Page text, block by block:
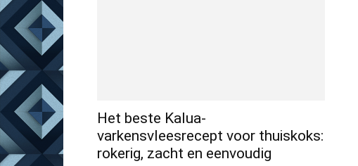
Het beste Kalua-
varkensvleesrecept voor thuiskoks:
rokerig, zacht en eenvoudig